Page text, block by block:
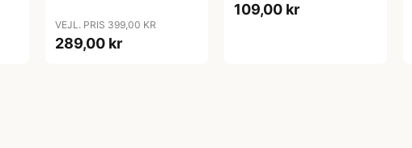
VEJL. PRIS 399,00 KR
289,00 kr
109,00 kr